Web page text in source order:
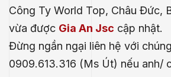
Công Ty World Top, Châu Đức,
vừa được Gia An Jsc cập nhật.
Đừng ngần ngại liên hệ với
0909.613.316 (Ms Út) nếu anh/